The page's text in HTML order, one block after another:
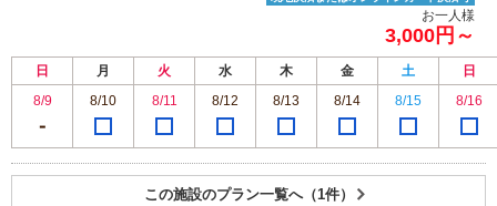
お一人様
3,000円～
日 月 火 水 木 金 土
日
8/9
8/10 8/11 8/12 8/13 8/14 8/15 8/16
この施設のプラン一覧へ（1件）